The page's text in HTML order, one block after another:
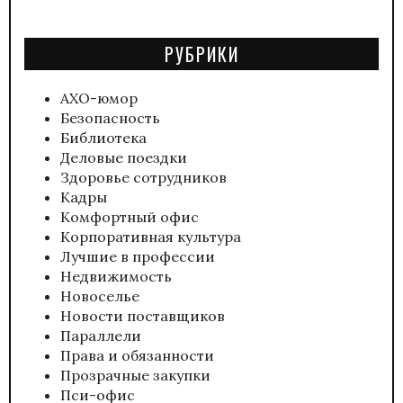
РУБРИКИ
АХО-юмор
Безопасность
Библиотека
Деловые поездки
Здоровье сотрудников
Кадры
Комфортный офис
Корпоративная культура
Лучшие в профессии
Недвижимость
Новоселье
Новости поставщиков
Параллели
Права и обязанности
Прозрачные закупки
Пси-офис